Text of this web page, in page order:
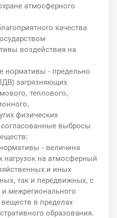
атмосферного
качества
воздействия на
нормативы - предельно
загрязняющих
теплового,
физических
выбросы
- величина
нагрузок на атмосферный
и иных
так и передвижных, с
и межрегионального
в пределах
образования.